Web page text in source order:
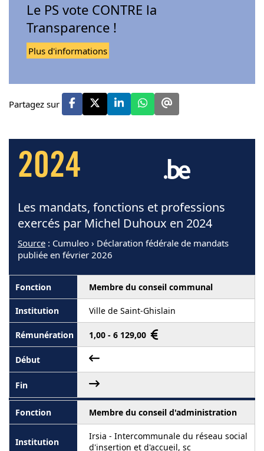
Le PS vote CONTRE la
Transparence !
Plus d'informations
Partagez sur
2024
Les mandats, fonctions et professions
exercés par Michel Duhoux en 2024
Source : Cumuleo › Déclaration fédérale de mandats
publiée en février 2026
Membre du conseil communal
Ville de Saint-Ghislain
1,00 - 6 129,00
Membre du conseil d'administration
Irsia - Intercommunale du réseau social
d'insertion et d'accueil, sc